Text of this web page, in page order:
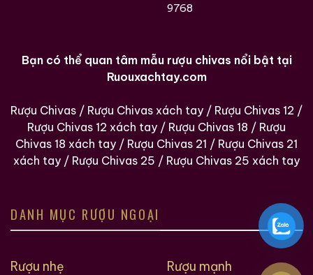
9768
Bạn có thể quan tâm mẫu rượu chivas nổi bật tại
Ruouxachtay.com
Rượu Chivas / Rượu Chivas xách tay / Rượu Chivas 12 /
Rượu Chivas 12 xách tay / Rượu Chivas 18 / Rượu
Chivas 18 xách tay / Rượu Chivas 21 / Rượu Chivas 21
xách tay / Rượu Chivas 25 / Rượu Chivas 25 xách tay
DANH MỤC RƯỢU NGOẠI
Rượu nhẹ Rượu mạnh